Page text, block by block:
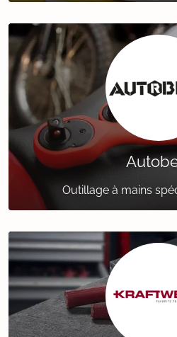
Outillage à mains